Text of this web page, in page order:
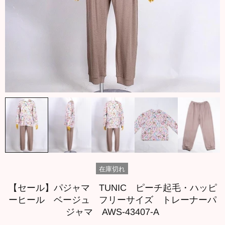
在庫切れ
【セール】パジャマ TUNIC ピーチ起毛・ハッピ
ーヒール ベージュ フリーサイズ トレーナーパ
ジャマ AWS-43407-A